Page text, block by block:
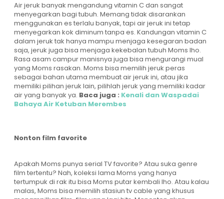
Air jeruk banyak mengandung vitamin C dan sangat
menyegarkan bagi tubuh. Memang tidak disarankan
menggunakan es terlalu banyak, tapi air jeruk ini tetap
menyegarkan kok diminum tanpa es. Kandungan vitamin C
dalam jeruk tak hanya mampu menjaga kesegaran badan
saja, jeruk juga bisa menjaga kekebalan tubuh Moms lho.
Rasa asam campur manisnya juga bisa mengurangi mual
yang Moms rasakan. Moms bisa memilih jeruk peras
sebagai bahan utama membuat air jeruk ini, atau jika
memiliki pilihan jeruk lain, pilihlah jeruk yang memiliki kadar
air yang banyak ya. Baca juga : Kenali dan Waspadai
Bahaya Air Ketuban Merembes
Nonton film favorite
Apakah Moms punya serial TV favorite? Atau suka genre
film tertentu? Nah, koleksi lama Moms yang hanya
tertumpuk di rak itu bisa Moms putar kembali lho. Atau kalau
malas, Moms bisa memilih stasiun tv cable yang khusus